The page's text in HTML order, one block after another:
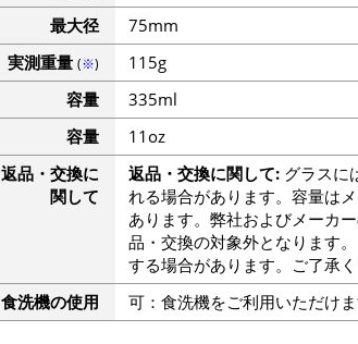
最大径
75mm
実測重量 (※)
115g
容量
335ml
容量
11oz
返品・交換に
関して
返品・交換に関して:グラスに
れる場合があります。容量は
あります。弊社およびメーカ
品・交換の対象外となります
する場合があります。ご了承く
食洗機の使用
可：食洗機をご利用いただけま